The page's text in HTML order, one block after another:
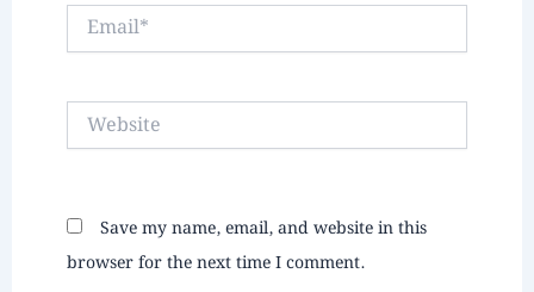
Email*
Website
Save my name, email, and website in this
browser for the next time I comment.